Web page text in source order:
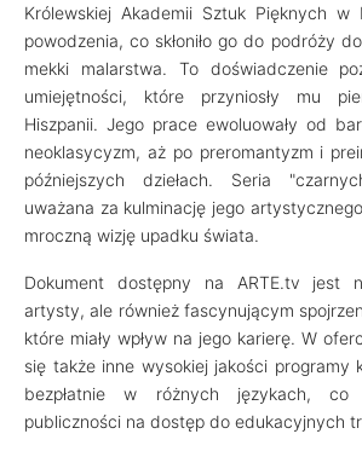
Królewskiej Akademii Sztuk Pięknych
powodzenia, co skłoniło go do podróży
mekki malarstwa. To doświadczenie
umiejętności, które przyniosły mu
Hiszpanii. Jego prace ewoluowały od
neoklasycyzm, aż po preromantyzm i
późniejszych dziełach. Seria
uważana za kulminację jego
mroczną wizję upadku świata.
Dokument dostępny na ARTE.tv jest
artysty, ale również fascynującym
które miały wpływ na jego karierę. W
się także inne wysokiej jakości programy
bezpłatnie w różnych językach, co
publiczności na dostęp do edukacyjnych